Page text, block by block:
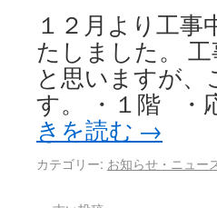
１２月より工
たしました。
と思いますが
す。 ・１階 ・
きを読む →
カテゴリー: お知らせ・ニュー